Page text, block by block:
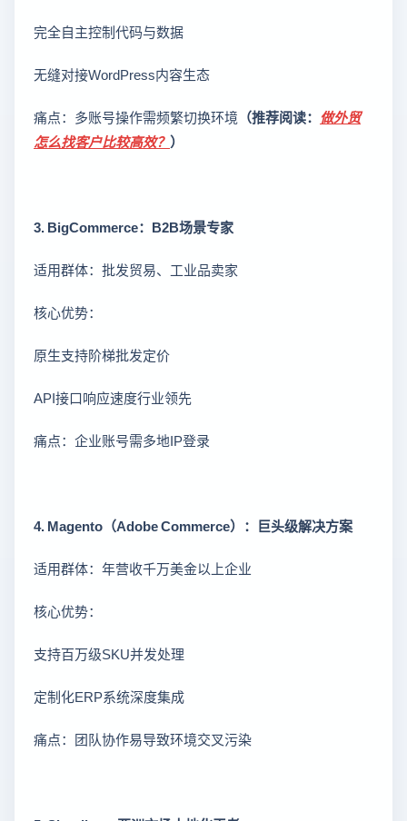
完全自主控制代码与数据
无缝对接WordPress内容生态
痛点：多账号操作需频繁切换环境 （推荐阅读： 做外贸
怎么找客户比较高效？ ）
3. BigCommerce：B2B场景专家
适用群体：批发贸易、工业品卖家
核心优势：
原生支持阶梯批发定价
API接口响应速度行业领先
痛点：企业账号需多地IP登录
4. Magento（Adobe Commerce）：巨头级解决方案
适用群体：年营收千万美金以上企业
核心优势：
支持百万级SKU并发处理
定制化ERP系统深度集成
痛点：团队协作易导致环境交叉污染